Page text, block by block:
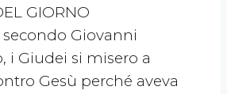
GIORNO
Giovanni
i Giudei si misero a
Gesù perché aveva